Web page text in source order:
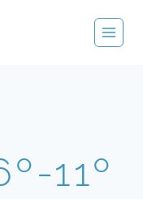
11º